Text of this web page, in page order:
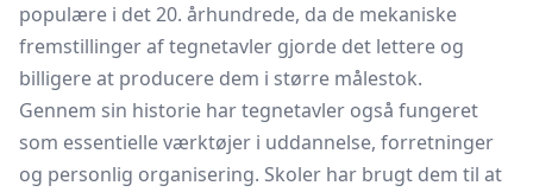
populære i det 20. århundrede, da de mekaniske
fremstillinger af tegnetavler gjorde det lettere og
billigere at producere dem i større målestok.
Gennem sin historie har tegnetavler også fungeret
som essentielle værktøjer i uddannelse, forretninger
og personlig organisering. Skoler har brugt dem til at